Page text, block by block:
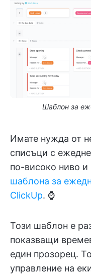
Шаблон за
Имате нужда от
списъци с
по-високо ниво и
шаблона за
ClickUp. ⌚
Този шаблон е
показващи
един прозорец.
управление на